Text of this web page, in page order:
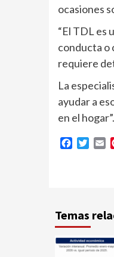
ocasiones
“El TDL es
conducta o
requiere
La
ayudar a
en el hogar”.
Facebook
Temas